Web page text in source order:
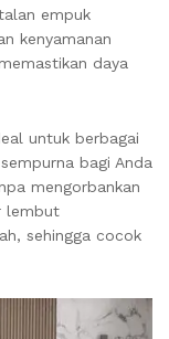
empuk
kenyamanan
daya
untuk berbagai
bagi Anda
mengorbankan
lembut
sehingga cocok